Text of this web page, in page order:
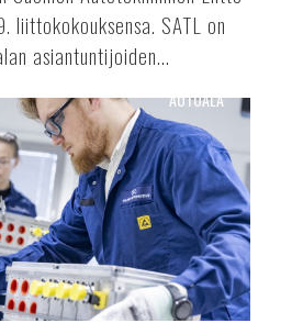
liittokokouksensa. SATL on
asiantuntijoiden...
AUTOALA